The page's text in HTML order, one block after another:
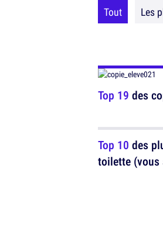
Tout Les
Top 19 des
Top 10 des
toilette (vous